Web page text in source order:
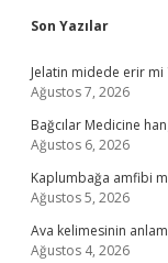
Sidebar
Son Yazılar
Jelatin midede erir mi
Ağustos 7, 2026
Bağcılar Medicine
Ağustos 6, 2026
Kaplumbağa amfibi
Ağustos 5, 2026
Ava kelimesinin
Ağustos 4, 2026